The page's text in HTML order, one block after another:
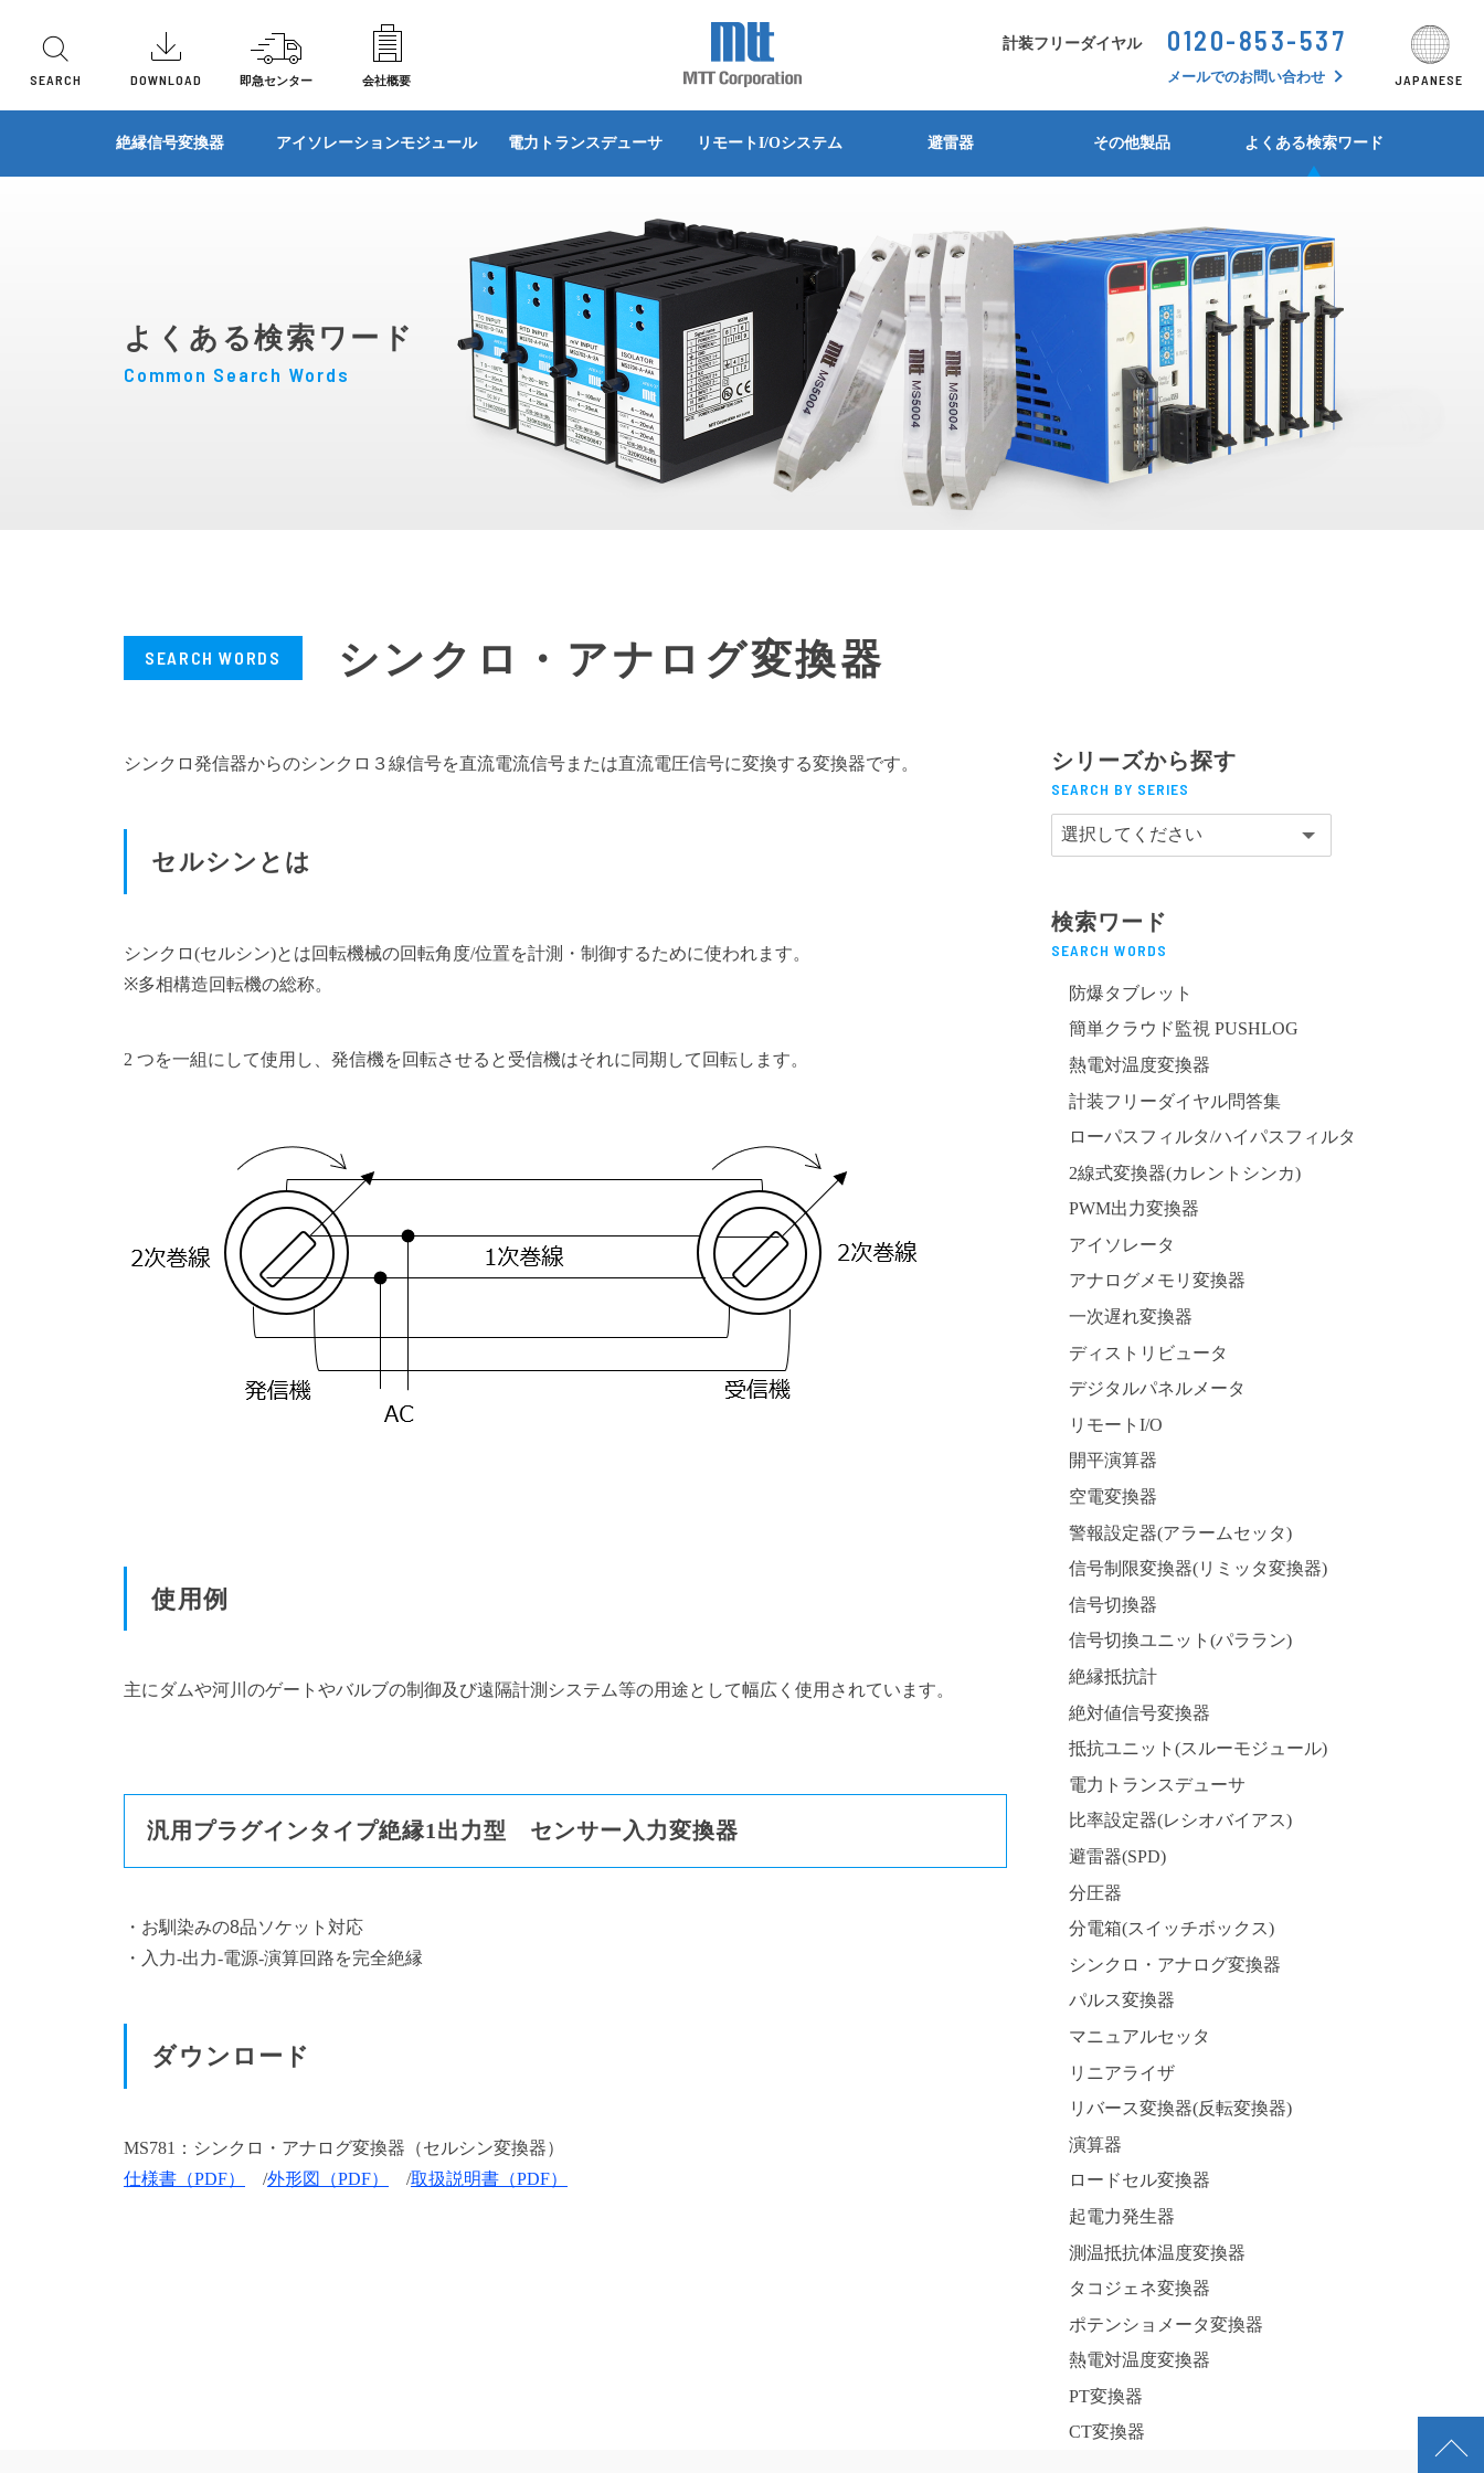
シーンから探す
SEARCH BY SCHENE
SEARCH DOWNLOAD 即急センター 会社概要
計装フリーダイヤル 0120-853-537
メールでのお問い合わせ JAPANESE
JAPANESE ENGLISH
絶縁信号変換器 アイソレーションモジュール 電力トランスデューサ リモートI/Oシステム 避雷器 その他製品 よくある検索ワード
機能別
センサ入力変換器
パルス変換器
アクセサリ
形状別
端子台タイプ
多連ベース取付タイプ
ラックマウントタイプ
ユニットタイプ
パネルマウント
シリーズ別 形状・シリーズ別比較表
MS5500 シリーズ
MS3000シリーズ
MS3100シリーズ
MS4900シリーズ
MS3900シリーズ
MS2900シリーズ
MS3800シリーズ
MS2300シリーズ
MS4000シリーズ
MS4000-2Wシリーズ
MS4100シリーズ
MS2500シリーズ
MS5000シリーズ
MS3200シリーズ
機能別 形状別
基板実装タイプ
シリーズ別 形状・シリーズ別比較表
M4500/M4600シリーズ
M3000シリーズ
M4000シリーズ
M35/36/37シリーズ
機能別 形状別
前面端子タイプ
シリーズ別 形状・シリーズ別比較表
機能別 形状別
ユニットタイプ
ベースユニット取付タイプ
シリーズ別 形状・シリーズ別比較表
Acromagシリーズ
機能別 形状別 シリーズ別 形状・シリーズ別比較表
機能別 形状別
プラグインタイプ
ユニットタイプ
パネルマウント
シリーズ別 形状・シリーズ別比較表
防爆タブレット 簡単クラウド監視 PUSHLOG 熱電対温度変換器 計装フリーダイヤル問答集
デジタルパネルメータ
開平演算器 空電変換器 警報設定器(アラームセッタ)
信号切換器 信号切換ユニット(パララン) 絶縁抵抗計
絶対値信号変換器 抵抗ユニット(スルーモジュール) 電力トランスデューサ 比率設定器(レシオバイアス)
避雷器(SPD) 分圧器 分電箱(スイッチボックス) シンクロ・アナログ変換器
マニュアルセッタ リニアライザ リバース変換器(反転変換器)
起電力発生器 測温抵抗体温度変換器
よくある検索ワード
Common Search Words
シンクロ・アナログ変換器
シンクロ発信器からのシンクロ３線信号を直流電流信号または直流電圧信号に変換する変換器です。
セルシンとは
シンクロ(セルシン)とは回転機械の回転角度/位置を計測・制御するために使われます。
※多相構造回転機の総称。
2 つを一組にして使用し、発信機を回転させると受信機はそれに同期して回転します。
使用例
主にダムや河川のゲートやバルブの制御及び遠隔計測システム等の用途として幅広く使用されています。
汎用プラグインタイプ絶縁1出力型 センサー入力変換器
・お馴染みの8品ソケット対応
・入力-出力-電源-演算回路を完全絶縁
ダウンロード
MS781：シンクロ・アナログ変換器（セルシン変換器）
仕様書（PDF）
/外形図（PDF） /取扱説明書（PDF）
シリーズから探す
SEARCH BY SERIES
検索ワード
SEARCH WORDS
防爆タブレット
簡単クラウド監視 PUSHLOG
熱電対温度変換器
計装フリーダイヤル問答集
ローパスフィルタ/ハイパスフィルタ
2線式変換器(カレントシンカ)
PWM出力変換器
アイソレータ
アナログメモリ変換器
一次遅れ変換器
ディストリビュータ
デジタルパネルメータ
リモートI/O
開平演算器
空電変換器
警報設定器(アラームセッタ)
信号制限変換器(リミッタ変換器)
信号切換器
信号切換ユニット(パララン)
絶縁抵抗計
絶対値信号変換器
抵抗ユニット(スルーモジュール)
電力トランスデューサ
比率設定器(レシオバイアス)
避雷器(SPD)
分圧器
分電箱(スイッチボックス)
シンクロ・アナログ変換器
パルス変換器
マニュアルセッタ
リニアライザ
リバース変換器(反転変換器)
演算器
ロードセル変換器
起電力発生器
測温抵抗体温度変換器
タコジェネ変換器
ポテンショメータ変換器
熱電対温度変換器
PT変換器
CT変換器